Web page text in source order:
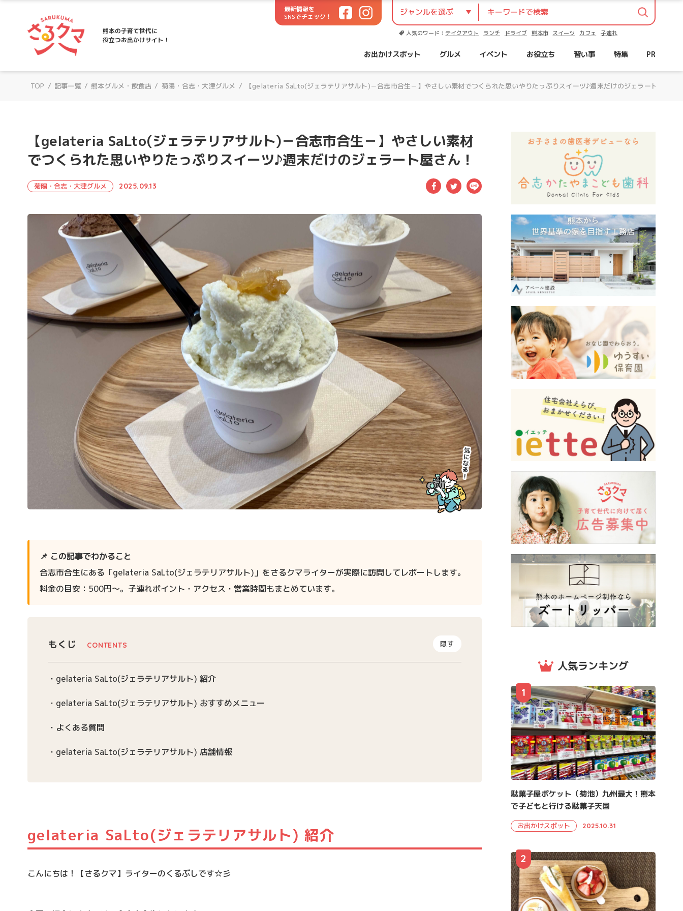
さるクマ-さるこう、熊本-｜熊本の子育て世代に役立つお出かけサイト！
熊本の子育て世代に
役立つお出かけサイト！
最新情報を
SNSでチェック！
人気のワード：テイクアウト ランチ ドライブ 熊本市 スイーツ カフェ 子連れ
お出かけスポット グルメ イベント お役立ち 習い事 特集 PR
TOP / 記事一覧 / 熊本グルメ・飲食店 / 菊陽・合志・大津グルメ / 【gelateria SaLto(ジェラテリアサルト)－合志市合生－】やさしい素材でつくられた思いやりたっぷりスイーツ♪週末だけのジェラート屋さん
【gelateria SaLto(ジェラテリアサルト)－合志市合生－】やさしい素材
でつくられた思いやりたっぷりスイーツ♪週末だけのジェラート屋さん！
菊陽・合志・大津グルメ 2025.09.13 Facebook
TwitterLINE
📌 この記事でわかること
合志市合生にある「gelateria SaLto(ジェラテリアサルト)」をさるクマライターが実際に訪問してレポートします。
料金の目安：500円〜。子連れポイント・アクセス・営業時間もまとめています。
もくじ 隠す
gelateria SaLto(ジェラテリアサルト) 紹介
gelateria SaLto(ジェラテリアサルト) おすすめメニュー
よくある質問
gelateria SaLto(ジェラテリアサルト) 店舗情報
gelateria SaLto(ジェラテリアサルト) 紹介
こんにちは！【さるクマ】ライターのくるぶしです☆彡
人気ランキング
駄菓子屋ポケット（菊池）九州最大！熊本
で子どもと行ける駄菓子天国
お出かけスポット 2025.10.31
1
2